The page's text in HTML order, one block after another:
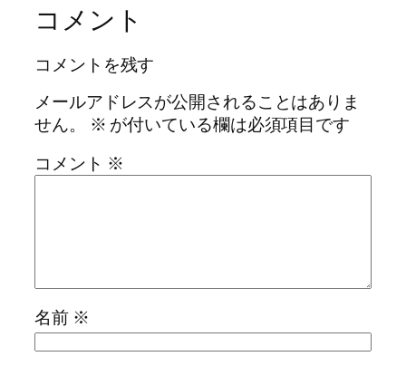
コメント
コメントを残す
メールアドレスが公開されることはありま
せん。
※ が付いている欄は必須項目です
コメント ※
名前 ※